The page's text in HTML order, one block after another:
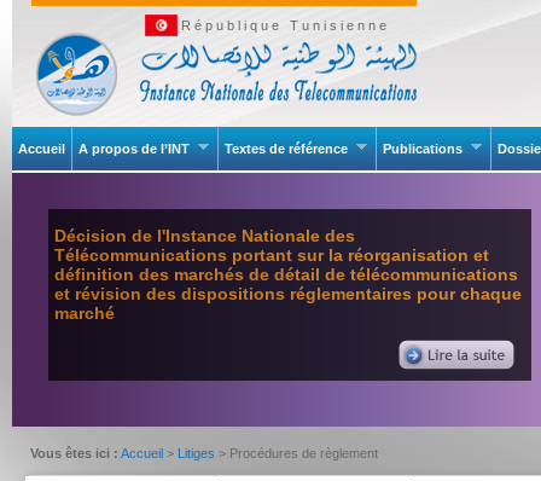
République Tunisienne
Accueil A propos de l’INT Textes de référence Publications
Décision de l'Instance Nationale des
Télécommunications portant sur la réorganisation et
définition des marchés de détail de télécommunications
et révision des dispositions réglementaires pour chaque
marché
Vous êtes ici : Accueil > Litiges > Procédures de règlement